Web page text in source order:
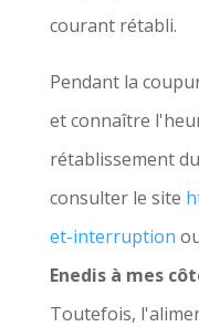
courant rétabli.
Pendant la
et connaître
rétablissement
consulter le site
et-interruption
Enedis à mes
Toutefois,